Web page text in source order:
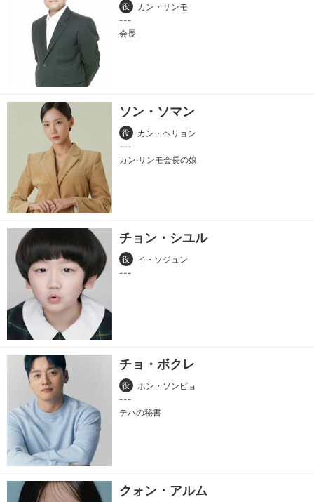
役 カン・サンモ
会長
ソン・ソマン
役 カン・ヘリョン
カン·サンモ会長の娘
チョン・シユル
役 イ・ソジュン
チョ・ボクレ
役 ホン・ソンピョ
テハの秘書
クォン・アルム